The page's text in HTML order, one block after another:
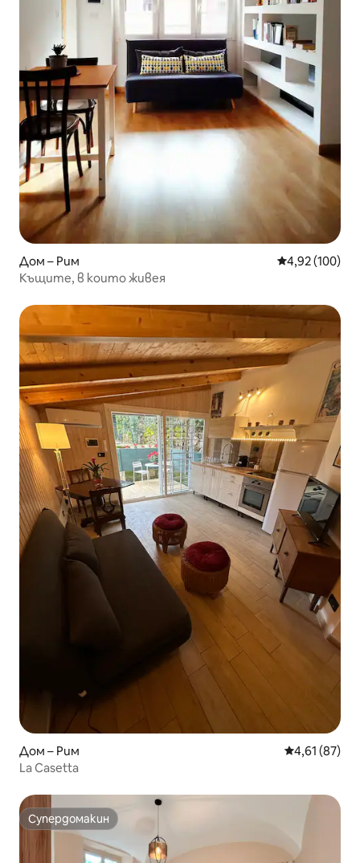
Дом – Рим Средна
4,92 (100)
Къщите, в които живея
Дом – Рим Средна
4,61 (87)
La Casetta
Супердомакин
Супердомакин